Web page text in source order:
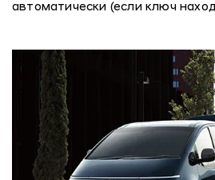
автоматически (если ключ